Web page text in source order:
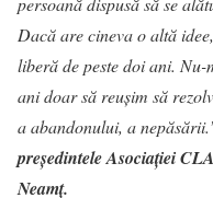
Dacă are cineva o altă
liberă de peste doi ani.
ani doar să reușim să
a abandonului, a
președintele Asociației
Neamț.